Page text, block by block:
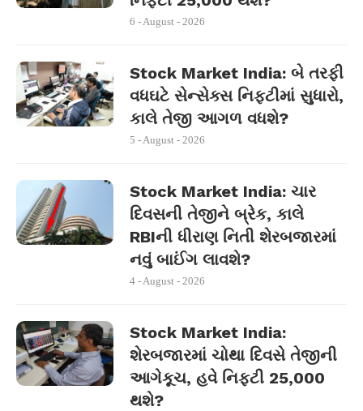
6 - August - 2026
Stock Market India: બે તરફી
વધઘટે સેન્સેક્સ નિફ્ટીમાં સુધારો,
કાલે તેજી આગળ વધશે?
5 - August - 2026
Stock Market India: ચાર
દિવસની તેજીને બ્રેક, કાલે
RBIની ધીરાણ નિતી શેરબજારમાં
નવું બાઈંગ લાવશે?
4 - August - 2026
Stock Market India:
શેરબજારમાં ચોથા દિવસે તેજીની
આગેકૂચ, હવે નિફ્ટી 25,000
થશે?